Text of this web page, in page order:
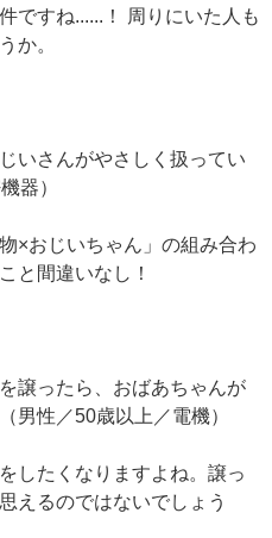
ですね......！ 周りにいた人も
か。
いさんがやさしく扱ってい
器）
×おじいちゃん」の組み合わ
と間違いなし！
譲ったら、おばあちゃんが
男性／50歳以上／電機）
したくなりますよね。譲っ
えるのではないでしょう